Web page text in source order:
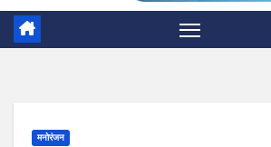
मनोरंजन